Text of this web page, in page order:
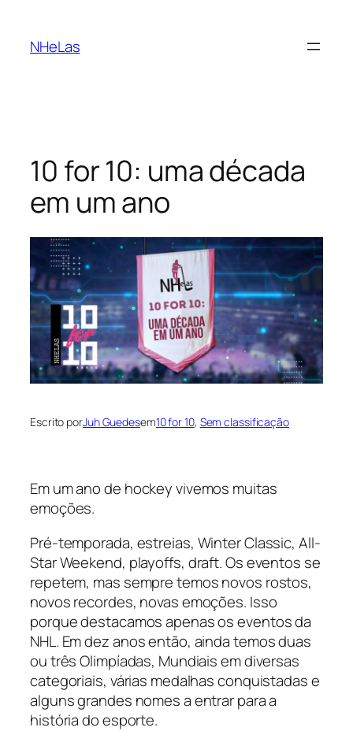
NHeLas
10 for 10: uma década
em um ano
Escrito porJuh Guedesem10 for 10, Sem classificação
Em um ano de hockey vivemos muitas
emoções.
Pré-temporada, estreias, Winter Classic, All-
Star Weekend, playoffs, draft. Os eventos se
repetem, mas sempre temos novos rostos,
novos recordes, novas emoções. Isso
porque destacamos apenas os eventos da
NHL. Em dez anos então, ainda temos duas
ou três Olimpíadas, Mundiais em diversas
categoriais, várias medalhas conquistadas e
alguns grandes nomes a entrar para a
história do esporte.